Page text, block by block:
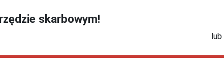
skarbowym!
lub